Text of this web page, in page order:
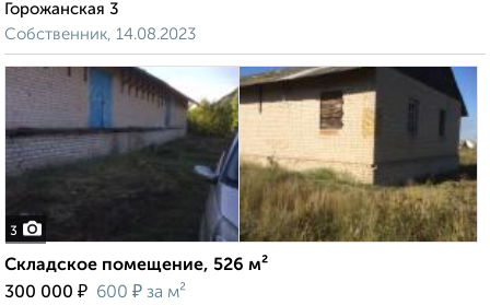
Горожанская 3
Собственник, 14.08.2023
3
Складское помещение, 526 м²
300 000 ₽ 600 ₽ за м²